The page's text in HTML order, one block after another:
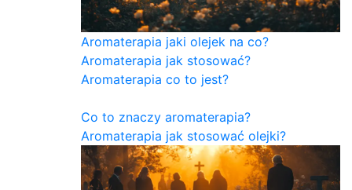
Aromaterapia jaki olejek na co?
Aromaterapia jak stosować?
Aromaterapia co to jest?
Co to znaczy aromaterapia?
Aromaterapia jak stosować olejki?